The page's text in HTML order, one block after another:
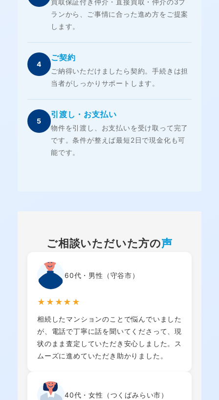
ランから、ご事情に合った進め方をご提案
します。
4
ご契約
ご納得いただけましたら契約。手続きは担
当者がしっかりサポートします。
5
引渡し・お支払い
物件を引渡し、お支払いを受け取って完了
です。条件が整えば最短2日で現金化も可
能です。
ご相談いただいた方の声
60代・男性（守谷市）
★★★★★
相続したマンションのことで悩んでいました
が、電話で丁寧に話を聞いてくださって、現
状のまま査定していただき安心しました。ス
ムーズに進めていただき助かりました。
40代・女性（つくばみらい市）